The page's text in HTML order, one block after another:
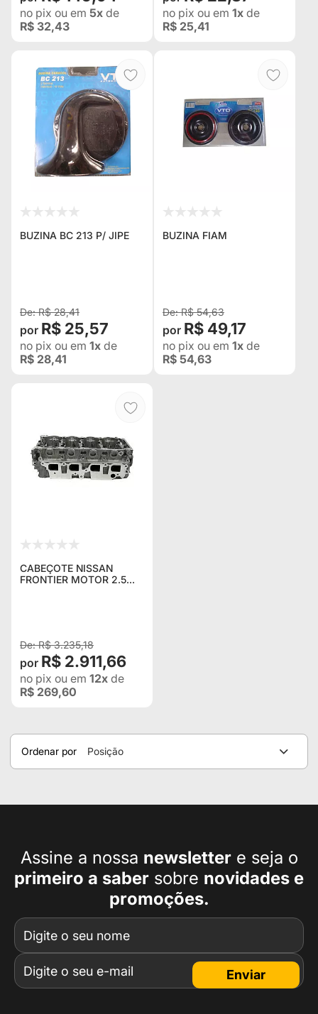
no pix ou em 5x de
R$ 32,43
no pix ou em 1x de
R$ 25,41
BUZINA BC 213 P/ JIPE
R$ 28,41
R$ 25,57
no pix ou em 1x de
R$ 28,41
BUZINA FIAM
R$ 54,63
R$ 49,17
no pix ou em 1x de
R$ 54,63
CABEÇOTE NISSAN
FRONTIER MOTOR 2.5
R$ 3.235,18
R$ 2.911,66
no pix ou em 12x de
R$ 269,60
Ordenar por Posição
Assine a nossa newslettere seja o
primeiro a saber sobre novidades e
promoções.
Enviar